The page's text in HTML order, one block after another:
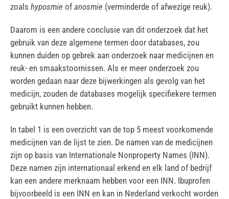
zoals hyposmie ofanosmie (verminderde of afwezige reuk).
Daarom is een andere conclusie van dit onderzoek dat het
gebruik van deze algemene termen door databases, zou
kunnen duiden op gebrek aan onderzoek naar medicijnen en
reuk- en smaakstoornissen. Als er meer onderzoek zou
worden gedaan naar deze bijwerkingen als gevolg van het
medicijn, zouden de databases mogelijk specifiekere termen
gebruikt kunnen hebben.
In tabel 1 is een overzicht van de top 5 meest voorkomende
medicijnen van de lijst te zien. De namen van de medicijnen
zijn op basis van Internationale Nonproperty Names (INN).
Deze namen zijn internationaal erkend en elk land of bedrijf
kan een andere merknaam hebben voor een INN. Ibuprofen
bijvoorbeeld is een INN en kan in Nederland verkocht worden